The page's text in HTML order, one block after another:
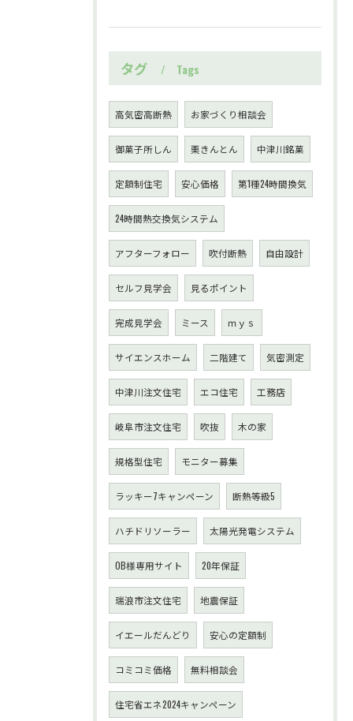
タグ Tags
高気密高断熱 お家づくり相談会
御菓子所しん 栗きんとん 中津川銘菓
定額制住宅 安心価格 第1種24時間換気
24時間熱交換気システム
アフターフォロー 吹付断熱 自由設計
セルフ見学会 見るポイント
完成見学会 ミース ｍｙｓ
サイエンスホーム 二階建て 気密測定
中津川注文住宅 エコ住宅 工務店
岐阜市注文住宅 吹抜 木の家
規格型住宅 モニター募集
ラッキー7キャンペーン 断熱等級5
ハチドリソーラー 太陽光発電システム
OB様専用サイト 20年保証
瑞浪市注文住宅 地震保証
イエールだんどり 安心の定額制
コミコミ価格 無料相談会
住宅省エネ2024キャンペーン